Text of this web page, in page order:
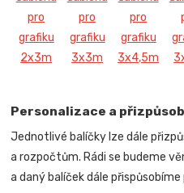
Personalizace a
Jednotlivé balíčky lze dále
a rozpočtům. Rádi se budeme
a daný balíček dále